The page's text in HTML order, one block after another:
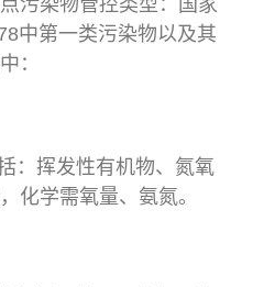
中第一类污染物以及其
：
：挥发性有机物、氮氧
化学需氧量、氨氮。